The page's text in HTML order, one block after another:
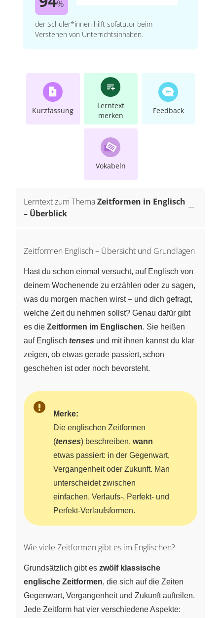
%
der Schüler*innen hilft sofatutor beim
Verstehen von Unterrichtsinhalten.
Kurzfassung
Lerntext
merken
Feedback
Vokabeln
Lerntext zum ThemaZeitformen in Englisch
– Überblick
Zeitformen Englisch – Übersicht und Grundlagen
Hast du schon einmal versucht, auf Englisch von
deinem Wochenende zu erzählen oder zu sagen,
was du morgen machen wirst – und dich gefragt,
welche Zeit du nehmen sollst? Genau dafür gibt
es die Zeitformen im Englischen. Sie heißen
auf Englisch tenses und mit ihnen kannst du klar
zeigen, ob etwas gerade passiert, schon
geschehen ist oder noch bevorsteht.
Merke:
Die englischen Zeitformen
(tenses) beschreiben, wann
etwas passiert: in der Gegenwart,
Vergangenheit oder Zukunft. Man
unterscheidet zwischen
einfachen, Verlaufs-, Perfekt- und
Perfekt-Verlaufsformen.
Wie viele Zeitformen gibt es im Englischen?
Grundsätzlich gibt es zwölf klassische
englische Zeitformen, die sich auf die Zeiten
Gegenwart, Vergangenheit und Zukunft aufteilen.
Jede Zeitform hat vier verschiedene Aspekte: